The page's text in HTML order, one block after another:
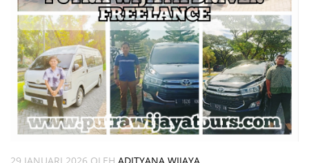
29 JANUARI 2026 OLEH ADITYANA WIJAYA